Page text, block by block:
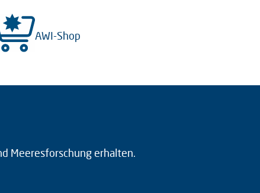
AWI-Shop
Meeresforschung erhalten.